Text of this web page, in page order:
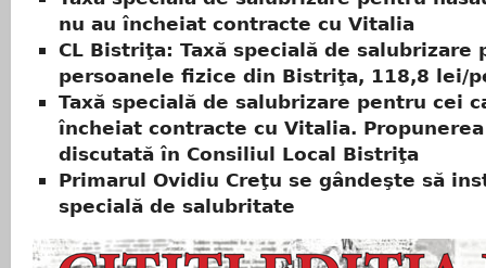
nu au încheiat contracte cu Vitalia
CL Bistriţa: Taxă specială de salubrizare
persoanele fizice din Bistriţa, 118,8 lei/
Taxă specială de salubrizare pentru cei
încheiat contracte cu Vitalia.
discutată în Consiliul Local Bistriţa
Primarul Ovidiu Creţu se gândeşte să
specială de salubritate